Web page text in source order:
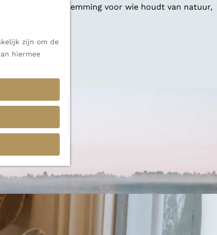
zijn om de
hiermee
veelzijdige bestemming voor wie houdt van natuur,